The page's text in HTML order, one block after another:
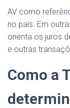
AV como
no país. Em
orienta os juros
e outras
Como a